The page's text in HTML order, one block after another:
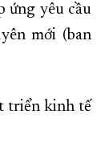
ứng yêu cầu
mới (ban
triển kinh tế